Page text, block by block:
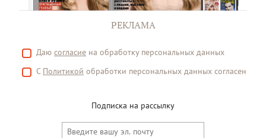
РЕКЛАМА
Даю согласие на обработку персональных данных
С Политикой обработки персональных данных согласен
Подписка на рассылку